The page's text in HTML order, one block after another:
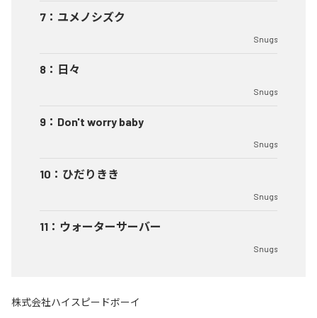
7 ： ユメノシズク
Snugs
8 ： 日々
Snugs
9 ： Don't worry baby
Snugs
10 ： ひだりきき
Snugs
11 ： ウォーターサーバー
Snugs
株式会社ハイスピードボーイ